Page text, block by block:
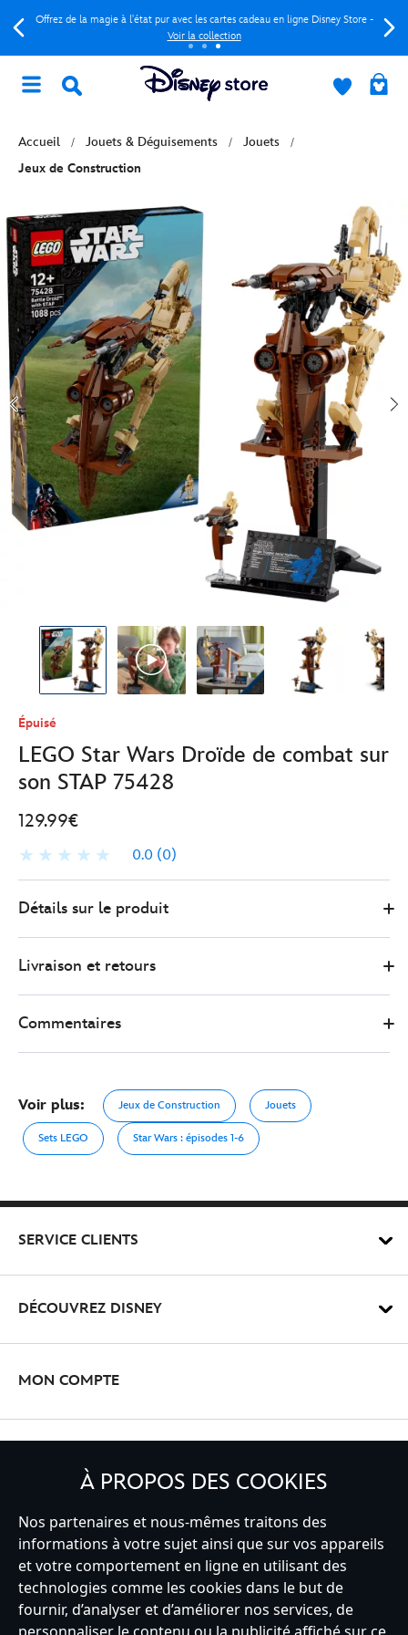
Offrez de la magie à l'état pur avec les cartes cadeau en ligne Disney Store -
Voir la collection
Accueil Jouets & Déguisements
Jouets
Jeux de Construction
Épuisé
LEGO Star Wars Droïde de combat sur
son STAP 75428
129.99€
0.0 (0)
129.99
https://www.disneystore.fr/lego-
star-
droide-
de-
stap-
75428-
417160399552.html
Détails sur le produit
Livraison et retours
Commentaires
Voir plus: Jeux de Construction Jouets
Sets LEGO Star Wars : épisodes 1-6
SERVICE CLIENTS
DÉCOUVREZ DISNEY
MON COMPTE
France
À PROPOS DES COOKIES
Nos partenaires et nous-mêmes traitons des
informations à votre sujet ainsi que sur vos appareils
et votre comportement en ligne en utilisant des
technologies comme les cookies dans le but de
fournir, d’analyser et d’améliorer nos services, de